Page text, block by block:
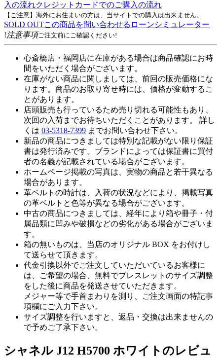
入の流れクレジットカードでのご購入の流れ
【ご注意】海外にお住まいの方は、当サイトでの購入は出来ません。
SOLD OUTこの商品を問い合わせる ローンシミュレーター
!注意事項ご注文前にご確認ください!
心斎橋店・福岡店に在庫がある場合は商品確認にお時
間をいただく場合がございます。
在庫がない商品に関しましては、前回の販売価格にな
ります。商品のお取り寄せ時には、価格が変動するこ
とがあります。
店頭販売も行っているため売り切れる可能性もあり、
次回の入荷までお待ちいただくことがあります。 詳し
くは 03-5318-7399 までお問い合わせ下さい。
新品の商品につきましては特別な記載がない限り保証
書は発行済みです。ブランドによっては保証書に買付
者の名義が記載されている場合がございます。
ホームページ掲載の写真は、実物の商品と若干異なる
場合があります。
革ベルトの時計は、入荷の状況などにより、掲載写真
の革ベルトと色等が異なる場合がございます。
中古の商品につきましては、経年により箱や冊子・付
属品類に凹みや破損などの劣化がある場合がございま
す。
箱の無いものは、当店のオリジナル BOX をお付けし
て送らせて頂きます。
代金引換以外でご注文していただいているお客様に
は、ご希望の場合、無料でブレスレットのサイズ調整
をした後に商品を発送させていただきます。
メジャー等で手首まわりを測り、ご注文画面の特記事
項欄にご入力下さい。
サイズ調整を行いますと、返品・交換は出来ませんの
で予めご了承下さい。
シャネル J12 H5700 ホワイトのレビュ